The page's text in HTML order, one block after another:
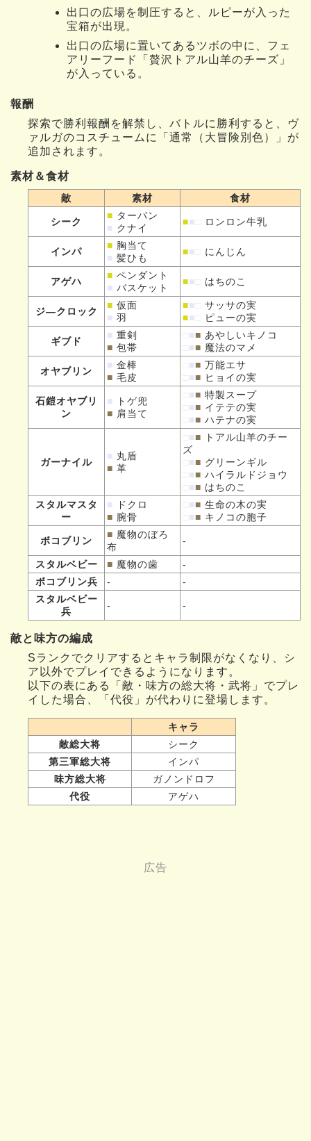
出口の広場を制圧すると、ルピーが入った
宝箱が出現。
出口の広場に置いてあるツボの中に、フェ
アリーフード「贅沢トアル山羊のチーズ」
が入っている。
報酬
探索で勝利報酬を解禁し、バトルに勝利すると、ヴ
ァルガのコスチュームに「通常（大冒険別色）」が
追加されます。
素材＆食材
敵 素材 食材
シーク
■ ターバン
■ クナイ
■■ ロンロン牛乳
インパ
■ 胸当て
■ 髪ひも
■■ にんじん
アゲハ
■ ペンダント
■ バスケット
■■ はちのこ
ジ—クロック
■ 仮面
■ 羽
■■
サッサの実
■■ ピューの実
ギブド
■ 重剣
■ 包帯
■■ あやしいキノコ
■■ 魔法のマメ
オヤブリン
■ 金棒
■ 毛皮
■■ 万能エサ
■■ ヒョイの実
石鎧オヤブリ
ン
■
トゲ兜
■ 肩当て
■■ 特製スープ
■■ イテテの実
■■ ハテナの実
ガーナイル
■ 丸盾
■ 革
■■ トアル山羊のチー
ズ
■■ グリーンギル
■■ ハイラルドジョウ
■■ はちのこ
スタルマスタ
ー
■
ドクロ
■ 腕骨
■■ 生命の木の実
■■ キノコの胞子
ボコブリン
■ 魔物のぼろ
布
-
スタルベビー ■ 魔物の歯
-
ボコブリン兵
-
-
スタルベビー
兵
- -
敵と味方の編成
Sランクでクリアするとキャラ制限がなくなり、シ
ア以外でプレイできるようになります。
以下の表にある「敵・味方の総大将・武将」でプレ
イした場合、「代役」が代わりに登場します。
キャラ
敵総大将
シーク
第三軍総大将
インパ
味方総大将
ガノンドロフ
代役
アゲハ